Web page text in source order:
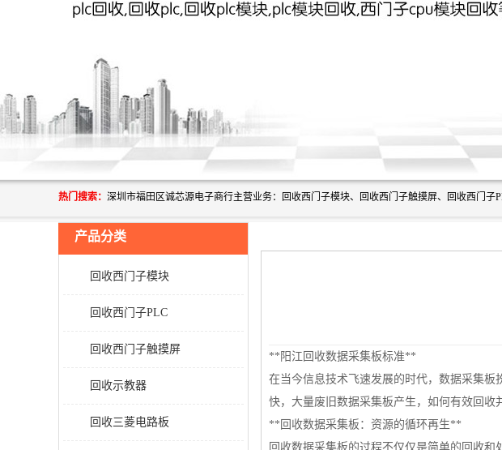
热门搜索：
产品分类
回收西门子模块
回收西门子PLC
回收西门子触摸屏
回收示教器
回收三菱电路板
**阳江回收数据采集板标准**
在当今信息技术飞速发展的时代，数据采集
快，大量废旧数据采集板产生，如何有效回收
**回收数据采集板：资源的循环再生**
回收数据采集板的过程不仅仅是简单的回收